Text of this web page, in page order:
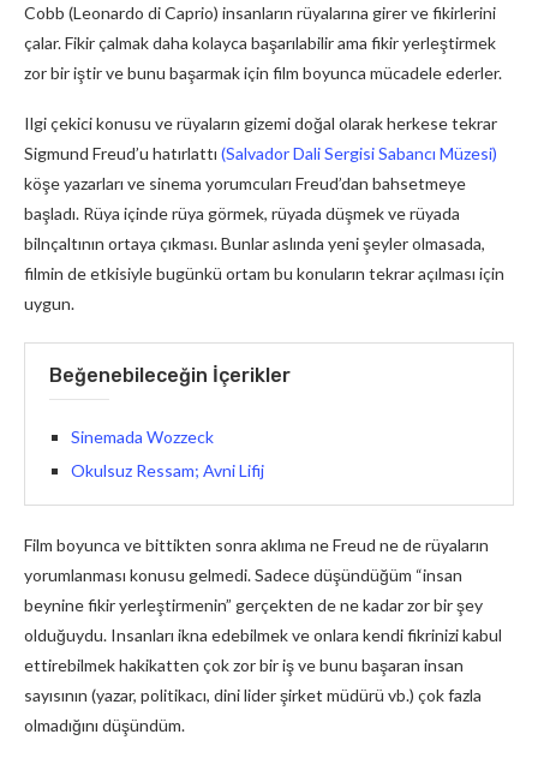
Cobb (Leonardo di Caprio) insanların rüyalarına girer ve fikirlerini
çalar. Fikir çalmak daha kolayca başarılabilir ama fikir yerleştirmek
zor bir iştir ve bunu başarmak için film boyunca mücadele ederler.
Ilgi çekici konusu ve rüyaların gizemi doğal olarak herkese tekrar
Sigmund Freud’u hatırlattı (Salvador Dali Sergisi Sabancı Müzesi)
köşe yazarları ve sinema yorumcuları Freud’dan bahsetmeye
başladı. Rüya içinde rüya görmek, rüyada düşmek ve rüyada
bilnçaltının ortaya çıkması. Bunlar aslında yeni şeyler olmasada,
filmin de etkisiyle bugünkü ortam bu konuların tekrar açılması için
uygun.
Beğenebileceğin İçerikler
Sinemada Wozzeck
Okulsuz Ressam; Avni Lifij
Film boyunca ve bittikten sonra aklıma ne Freud ne de rüyaların
yorumlanması konusu gelmedi. Sadece düşündüğüm “insan
beynine fikir yerleştirmenin” gerçekten de ne kadar zor bir şey
olduğuydu. Insanları ikna edebilmek ve onlara kendi fikrinizi kabul
ettirebilmek hakikatten çok zor bir iş ve bunu başaran insan
sayısının (yazar, politikacı, dini lider şirket müdürü vb.) çok fazla
olmadığını düşündüm.